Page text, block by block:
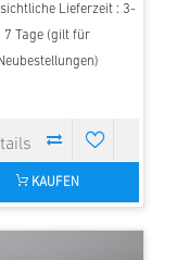
Lieferzeit : 3-
7 Tage (gilt für
Neubestellungen)
KAUFEN